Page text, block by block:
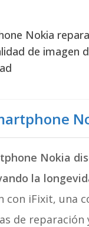
Nokia
de imagen
Nokia
la
con iFixit, una
de